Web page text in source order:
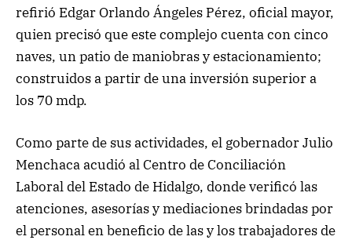
refirió Edgar Orlando Ángeles Pérez, oficial mayor,
quien precisó que este complejo cuenta con cinco
naves, un patio de maniobras y estacionamiento;
construidos a partir de una inversión superior a
los 70 mdp.
Como parte de sus actividades, el gobernador Julio
Menchaca acudió al Centro de Conciliación
Laboral del Estado de Hidalgo, donde verificó las
atenciones, asesorías y mediaciones brindadas por
el personal en beneficio de las y los trabajadores de